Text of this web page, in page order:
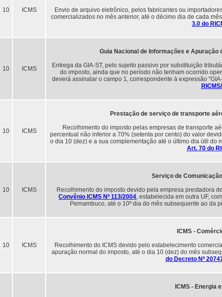
10 ICMS
Envio de arquivo eletrônico, pelos fabricantes ou
comercializados no mês anterior, até o décimo dia de cada
3.0 do
10 ICMS
Guia Nacional de Informações e Apuração
Entrega da GIA-ST, pelo sujeito passivo por substituição
do imposto, ainda que no período não tenham ocorrido
deverá assinalar o campo 1, correspondente à expressão
10 ICMS
Prestação de serviço de transporte
Recolhimento do imposto pelas empresas de transporte
percentual não inferior a 70% (setenta por cento) do valor
o dia 10 (dez) e a sua complementação até o último dia útil do
Art. 70 do
10 ICMS
Serviço de
Recolhimento do imposto devido pela empresa prestadora
Convênio ICMS Nº 113/2004, estabelecida em outra UF,
Pernambuco, até o 10º dia do mês subsequente ao da
10 ICMS
ICMS -
Recolhimento do ICMS devido pelo estabelecimento
apuração normal do imposto, até o dia 10 (dez) do mês
do Decreto Nº
ICMS - Energia